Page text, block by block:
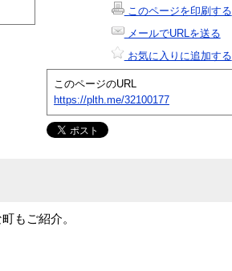
このページを印刷する
メールでURLを送る
お気に入りに追加する
このページのURL
https://plth.me/32100177
もご紹介。